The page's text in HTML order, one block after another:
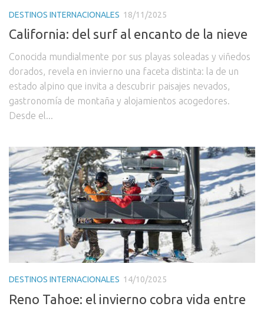
DESTINOS INTERNACIONALES 18/11/2025
California: del surf al encanto de la nieve
Conocida mundialmente por sus playas soleadas y viñedos
dorados, revela en invierno una faceta distinta: la de un
estado alpino que invita a descubrir paisajes nevados,
gastronomía de montaña y alojamientos acogedores.
Desde el...
DESTINOS INTERNACIONALES 14/10/2025
Reno Tahoe: el invierno cobra vida entre